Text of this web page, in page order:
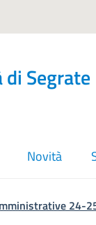
di Segrate
Novità
24-